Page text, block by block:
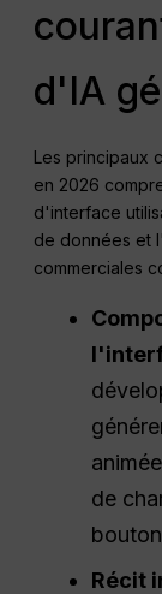
d'IA
Les principaux
en 2026
d'interface
de données et
commerciales
de
Récit